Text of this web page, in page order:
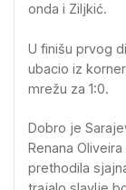
onda i Ziljkić.
U finišu prvog
ubacio iz
mrežu za 1:0.
Dobro je
Renana
prethodila